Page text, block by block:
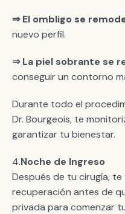
⇒ El ombligo se
nuevo perfil.
⇒ La piel sobrante se
conseguir un contorno
Durante todo el
Dr. Bourgeois, te
garantizar tu bienestar.
4.Noche de Ingreso
Después de tu cirugía,
recuperación antes de
privada para comenzar